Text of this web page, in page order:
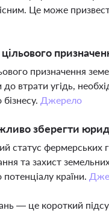
Це може
призначення
до втрати угідь,
Джерело
зберегти
статус фермерських
та захист
потенціалу країни.
— це короткий